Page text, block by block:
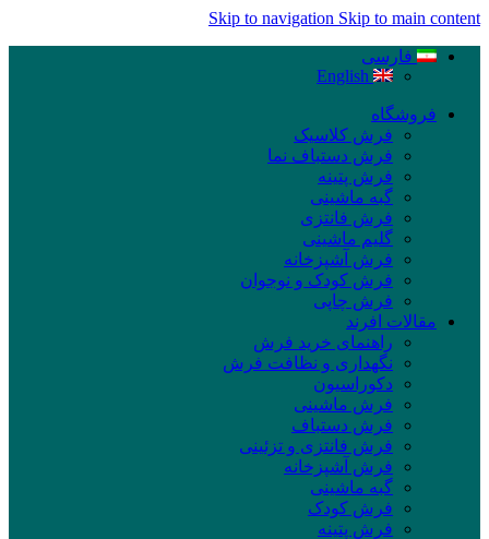
Skip to navigation Skip to main content
فارسی
English
فروشگاه
فرش کلاسیک
فرش دستباف نما
فرش پتینه
گبه ماشینی
فرش فانتزی
گلیم ماشینی
فرش آشپزخانه
فرش کودک و نوجوان
فرش چاپی
مقالات افرند
راهنمای خرید فرش
نگهداری و نظافت فرش
دکوراسیون
فرش ماشینی
فرش دستباف
فرش فانتزی و تزئینی
فرش آشپزخانه
گبه ماشینی
فرش کودک
فرش پتینه